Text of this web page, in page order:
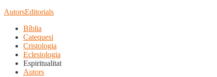
AutorsEditorials
Bíblia
Catequesi
Cristologia
Eclesiologia
Espiritualitat
Autors